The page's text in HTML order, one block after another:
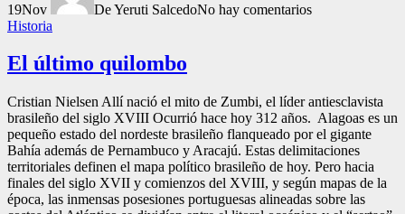
19Nov De Yeruti SalcedoNo hay comentarios
Historia
El último quilombo
Cristian Nielsen Allí nació el mito de Zumbi, el líder antiesclavista
brasileño del siglo XVIII Ocurrió hace hoy 312 años. Alagoas es un
pequeño estado del nordeste brasileño flanqueado por el gigante
Bahía además de Pernambuco y Aracajú. Estas delimitaciones
territoriales definen el mapa político brasileño de hoy. Pero hacia
finales del siglo XVII y comienzos del XVIII, y según mapas de la
época, las inmensas posesiones portuguesas alineadas sobre las